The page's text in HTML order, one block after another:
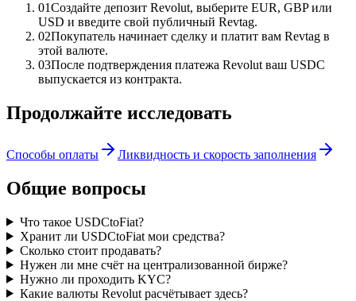
01Создайте депозит Revolut, выберите EUR, GBP или
USD и введите свой публичный Revtag.
02Покупатель начинает сделку и платит вам Revtag в
этой валюте.
03После подтверждения платежа Revolut ваш USDC
выпускается из контракта.
Продолжайте исследовать
Способы оплаты Ликвидность и скорость заполнения
Общие вопросы
Что такое USDCtoFiat?
Хранит ли USDCtoFiat мои средства?
Сколько стоит продавать?
Нужен ли мне счёт на централизованной бирже?
Нужно ли проходить KYC?
Какие валюты Revolut расчётывает здесь?